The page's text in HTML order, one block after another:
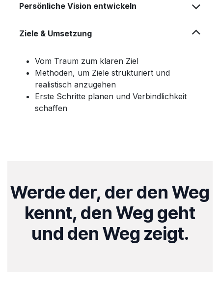
Persönliche Vision entwickeln
Ziele & Umsetzung
Vom Traum zum klaren Ziel
Methoden, um Ziele strukturiert und
realistisch anzugehen
Erste Schritte planen und Verbindlichkeit
schaffen
Werde der, der den Weg
ke​nnt, den Weg geht
und den Weg zeigt.